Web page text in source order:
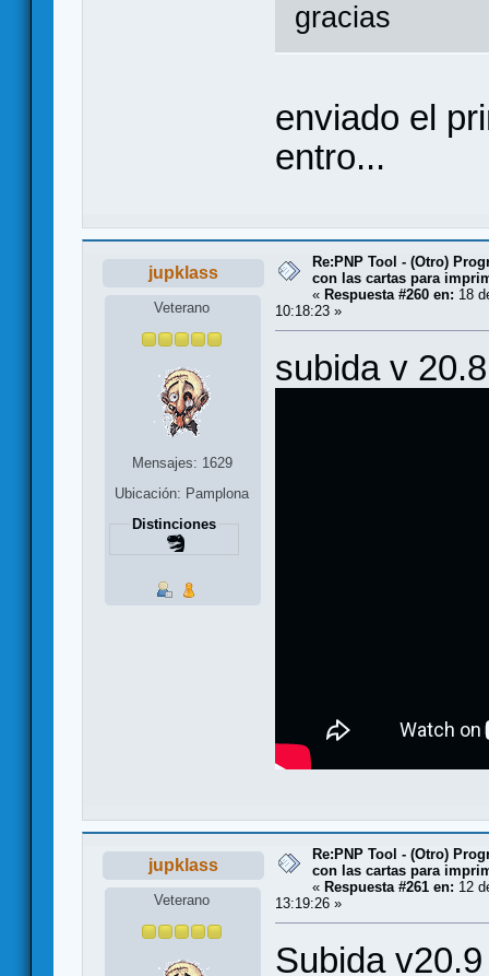
gracias
enviado el
entro...
jupklass
Veterano
Mensajes: 1629
Ubicación: Pamplona
Distinciones
Re:PNP Tool - (Otro)
con las cartas para
« Respuesta #260 en: 18
10:18:23 »
subida v 20.8
jupklass
Veterano
Re:PNP Tool - (Otro)
con las cartas para
« Respuesta #261 en: 12
13:19:26 »
Subida v20.9